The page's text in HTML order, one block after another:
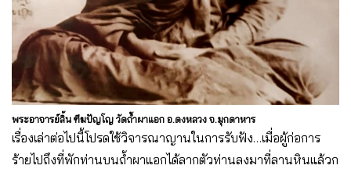
พระอาจารย์ลิ้น ฑีฆปัญโญ วัดถ้ำผาแอก อ.ดงหลวง จ.มุกดาหาร
เรื่องเล่าต่อไปนี้โปรดใช้วิจารณาญานในการรับฟัง…เมื่อผู้ก่อการ
ร้ายไปถึงที่พักท่านบนถ้ำผาแอกได้ลากตัวท่านลงมาที่ลานหินแล้วก